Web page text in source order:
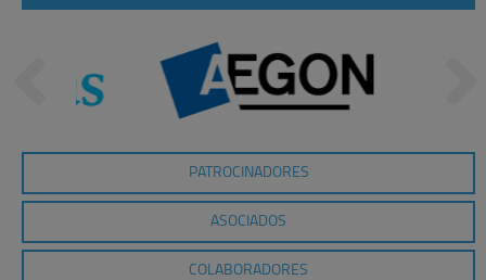
PATROCINADORES
ASOCIADOS
COLABORADORES